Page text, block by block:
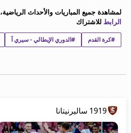
لمشاهدة جميع المباريات والأحداث الرياضية،
الرابط للاشتراك
#كرة القدم #الدوري الإيطالي - سيري آ
1919 ساليرنيتانا